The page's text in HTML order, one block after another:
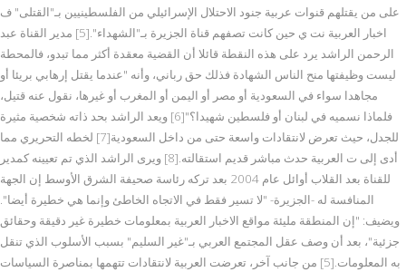
على من يقتلهم قنوات عربية جنود الاحتلال الإسرائيلي من الفلسطينيين بـ"القتلى" ف
اخبار العربية نت ي حين كانت تصفهم قناة الجزيرة بـ"الشهداء".[5] مدير القناة عبد
الرحمن الراشد يرد على هذه النقطة قائلا أن القضية معقدة أكثر مما تبدو، فالمحطة
ليست وظيفتها منح الناس الشهادة فذلك حق رباني، وأنه "عندما يقتل إرهابي بريئا أو
مجاهدا سواء في السعودية أو مصر أو اليمن أو المغرب أو غيرها، نقول عنه قتيل،
فلماذا نسميه في لبنان أو فلسطين شهيدا؟"[6] ويعد الراشد بحد ذاته شخصية مثيرة
للجدل، حيث تعرض لانتقادات واسعة حتى من داخل السعودية[7] لخطه التحريري مما
أدى إلى ت العربية حدث مباشر قديم استقالته.[8] ويرى الراشد الذي تم تعيينه كمدير
للقناة بعد القلاب أوائل عام 2004 بعد تركه رئاسة صحيفة الشرق الأوسط إن الجهة
المنافسة له -الجزيرة- "لا تسير فقط في الاتجاه الخاطئ وإنما هي خطيرة أيضا".
ويضيف: "إن المنطقة مليئة مواقع الاخبار العربية بمعلومات خطيرة غير دقيقة وحقائق
جزئية"، بعد أن وصف عقل المجتمع العربي بـ"غير السليم" بسبب الأسلوب الذي تنقل
به المعلومات.[5] من جانب آخر، تعرضت العربية لانتقادات تتهمها بمناصرة السياسات